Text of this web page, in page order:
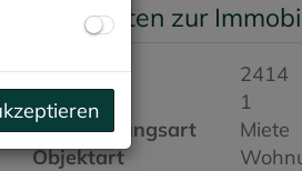
Basisdaten zur
Objektnr.
2414
Zimmer
1
Vermarktungsart
Miete
Objektart